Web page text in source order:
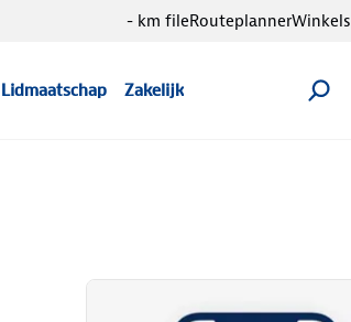
Lidmaatschap Zakelijk
- km fileRouteplannerWinkels